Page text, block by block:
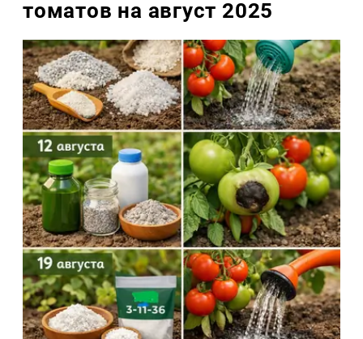
томатов на август 2025